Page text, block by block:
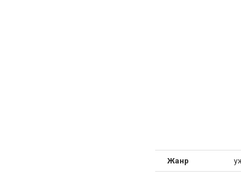
Жанр